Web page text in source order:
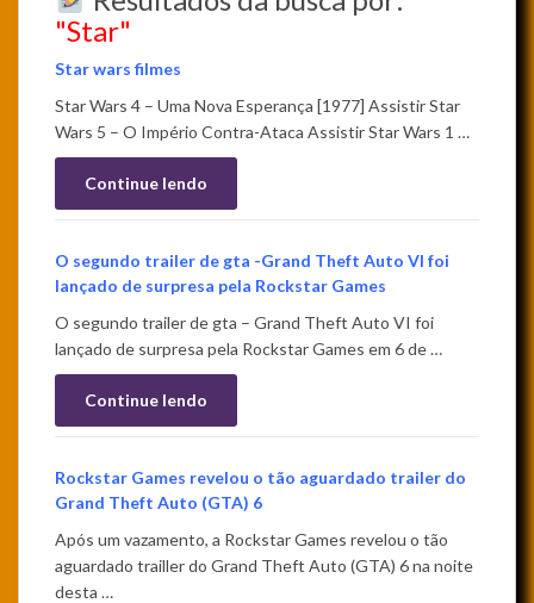
"Star"
Star wars filmes
Star Wars 4 – Uma Nova Esperança [1977] Assistir Star
Wars 5 – O Império Contra-Ataca Assistir Star Wars 1 …
Continue lendo
O segundo trailer de gta -Grand Theft Auto VI foi
lançado de surpresa pela Rockstar Games
O segundo trailer de gta – Grand Theft Auto VI foi
lançado de surpresa pela Rockstar Games em 6 de …
Continue lendo
Rockstar Games revelou o tão aguardado trailer do
Grand Theft Auto (GTA) 6
Após um vazamento, a Rockstar Games revelou o tão
aguardado trailler do Grand Theft Auto (GTA) 6 na noite
desta …